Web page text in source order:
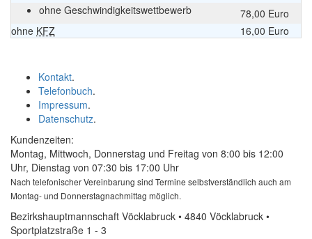
ohne Geschwindigkeitswettbewerb
78,00 Euro
ohne KFZ 16,00 Euro
Kontakt.
Telefonbuch.
Impressum.
Datenschutz.
Kundenzeiten:
Montag, Mittwoch, Donnerstag und Freitag von 8:00 bis 12:00
Uhr, Dienstag von 07:30 bis 17:00 Uhr
Nach telefonischer Vereinbarung sind Termine selbstverständlich auch am
Montag- und Donnerstagnachmittag möglich.
Bezirkshauptmannschaft Vöcklabruck • 4840 Vöcklabruck •
Sportplatzstraße 1 - 3